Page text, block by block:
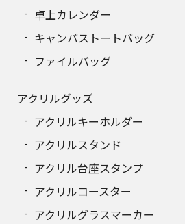
卓上カレンダー
キャンバストートバッグ
ファイルバッグ
アクリルグッズ
アクリルキーホルダー
アクリルスタンド
アクリル台座スタンプ
アクリルコースター
アクリルグラスマーカー